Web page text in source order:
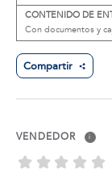
CONTENIDO DE
Con documentos y
Compartir
VENDEDOR i